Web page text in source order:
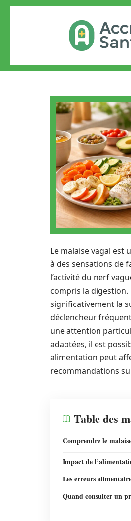
Le malaise vagal est
à des sensations de
l’activité du nerf
compris la
significativement la
déclencheur
une attention
adaptées, il est
alimentation peut
recommandations
Table des
Comprendre le
Impact de
Les erreurs
Quand consulter un